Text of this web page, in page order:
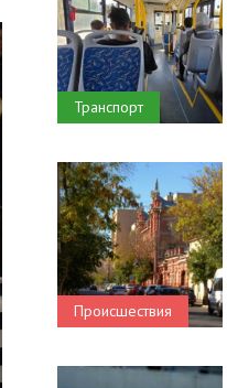
Транспорт
Происшествия